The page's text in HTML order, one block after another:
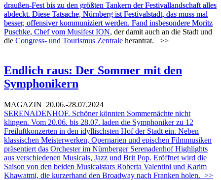
draußen-Fest bis zu den größten Tankern der Festivallandschaft alles
abdeckt. Diese Tatsache, Nürnberg ist Festivalstadt, das muss mal
besser, offensiver kommuniziert werden. Fand insbesondere Moritz
Puschke, Chef vom Musifest ION, der damit auch an die Stadt und
die Congress- und Tourismus Zentrale herantrat. >>
Endlich raus: Der Sommer mit den
Symphonikern
MAGAZIN 20.06.-28.07.2024
SERENADENHOF. Schöner könnten Sommernächte nicht
klingen. Vom 20.06. bis 28.07. laden die Symphoniker zu 12
Freiluftkonzerten in den idyllischsten Hof der Stadt ein. Neben
klassischen Meisterwerken, Opernarien und epischen Filmmusiken
präsentiert das Orchester im Nürnberger Serenadenhof Highlights
aus verschiedenen Musicals, Jazz und Brit Pop. Eröffnet wird die
Saison von den beiden Musicalstars Roberta Valentini und Karim
Khawatmi, die kurzerhand den Broadway nach Franken holen. >>